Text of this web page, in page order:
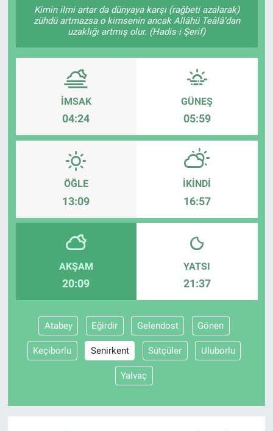
Kimin ilmi artar da dünyaya karşı (rağbeti azalarak)
zühdü artmazsa o kimsenin ancak Allâhü Teâlâ’dan
uzaklığı artmış olur. (Hadis-i Şerif)
İMSAK
04:24
GÜNEŞ
05:59
ÖĞLE
13:09
İKINDI
16:57
AKŞAM
20:09
YATSI
21:37
Atabey Eğirdir Gelendost Gönen
Keçiborlu Senirkent Sütçüler Uluborlu
Yalvaç
Sağlıklı Yaşam
Yaşam